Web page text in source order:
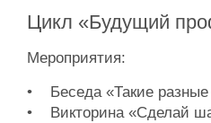
Цикл «Будущий
Мероприятия:
• Беседа «Такие
• Викторина «Сделай